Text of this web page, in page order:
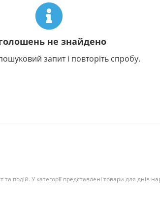
не знайдено
запит і повторіть спробу.
подій. У категорії представлені товари для днів